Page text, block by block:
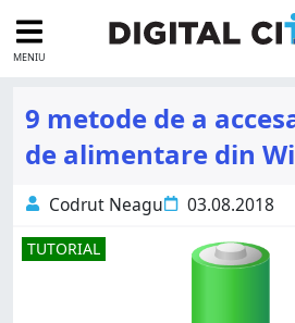
MENIU
9 metode de a
de alimentare din
Codrut Neagu 03.08.2018
TUTORIAL